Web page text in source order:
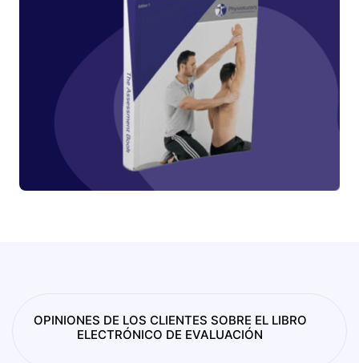
OPINIONES DE LOS CLIENTES SOBRE EL LIBRO
ELECTRÓNICO DE EVALUACIÓN